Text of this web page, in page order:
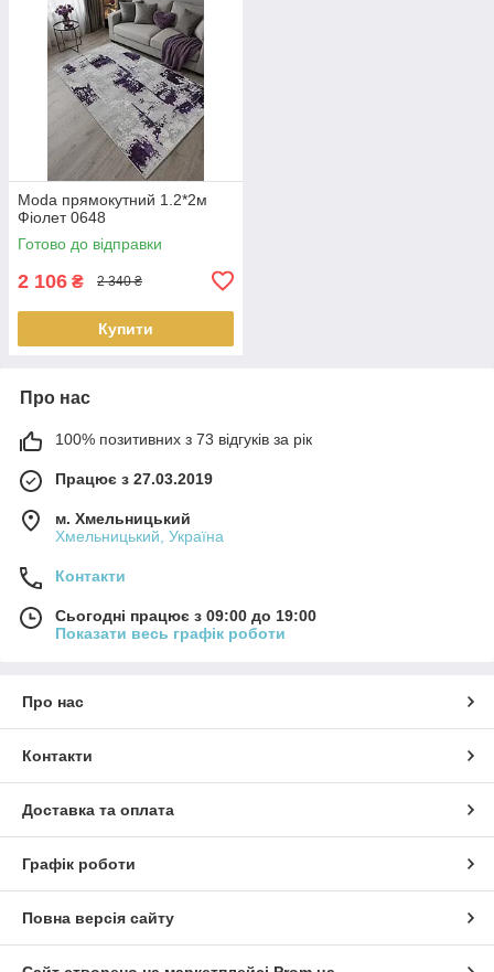
Moda прямокутний 1.2*2м
Фіолет 0648
Готово до відправки
2 106 ₴ 2 340 ₴
Купити
Про нас
100% позитивних з 73 відгуків за рік
Працює з 27.03.2019
м. Хмельницький
Хмельницький, Україна
Контакти
Сьогодні працює з 09:00 до 19:00
Показати весь графік роботи
Про нас
Контакти
Доставка та оплата
Графік роботи
Повна версія сайту